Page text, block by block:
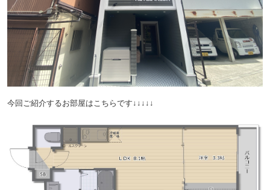
今回ご紹介するお部屋はこちらです↓↓↓↓↓